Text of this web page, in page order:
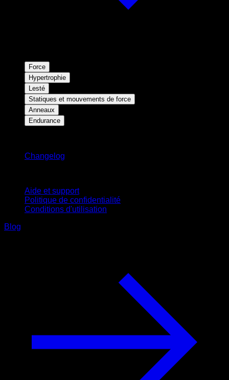
Force
Hypertrophie
Lesté
Statiques et mouvements de force
Anneaux
Endurance
Changelog
Aide et support
Politique de confidentialité
Conditions d'utilisation
Blog